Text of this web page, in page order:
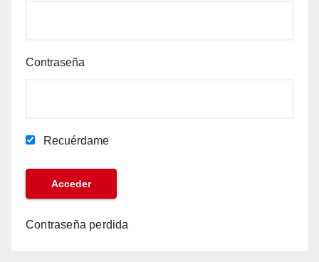
Contraseña
Recuérdame
Contraseña perdida